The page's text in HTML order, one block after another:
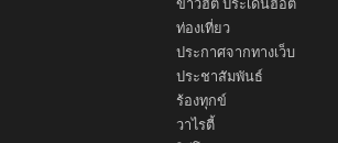
ข่าวฮิต ประเด็นฮ็อต
ท่องเที่ยว
ประกาศจากทางเว็บ
ประชาสัมพันธ์
ร้องทุกข์
วาไรตี้